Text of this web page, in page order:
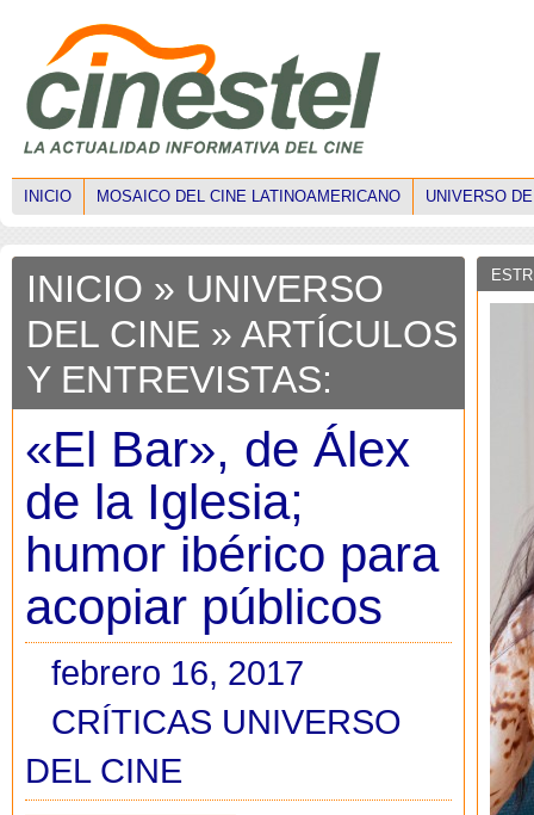
INICIO MOSAICO DEL CINE LATINOAMERICANO UNIVERSO
INICIO » UNIVERSO
DEL CINE » ARTÍCULOS
Y ENTREVISTAS:
«El Bar», de Álex
de la Iglesia;
humor ibérico para
acopiar públicos
febrero 16, 2017
CRÍTICAS UNIVERSO
DEL CINE